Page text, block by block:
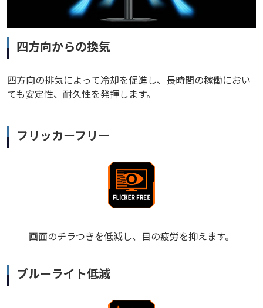
四方向からの換気
四方向の排気によって冷却を促進し、長時間の稼働におい
ても安定性、耐久性を発揮します。
フリッカーフリー
画面のチラつきを低減し、目の疲労を抑えます。
ブルーライト低減